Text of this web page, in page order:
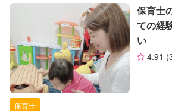
（定期特典）
対応可能
特徴 料金 レビュー
サポートの特徴
資格
自治体届出済ベ
保育士
幼稚園教諭
保育士
ての経
い
4.91
保育士